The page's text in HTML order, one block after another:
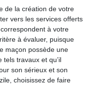
de la création de votre
vers les services offerts
à votre
à évaluer, puisque
maçon possède une
tels travaux et qu’il
son sérieux et son
choisissez de faire